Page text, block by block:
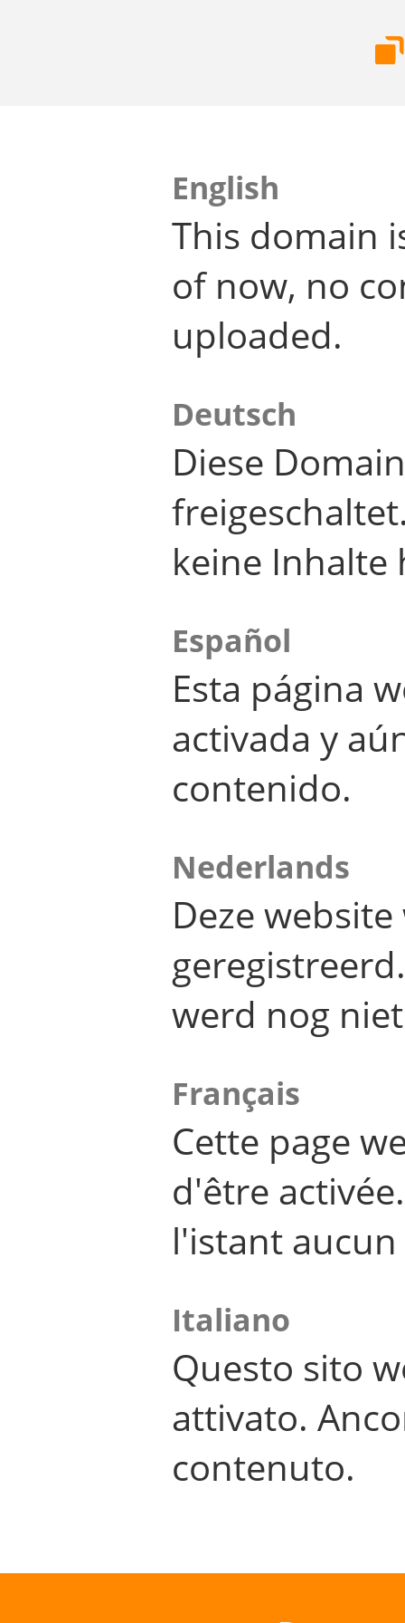
English
This domain
of now, no
uploaded.
Deutsch
Diese
keine Inhalte
Español
Esta página
activada y
contenido.
Nederlands
Deze
werd nog
Français
Cette page
d'être
l'istant
Italiano
Questo sito
attivato.
contenuto.